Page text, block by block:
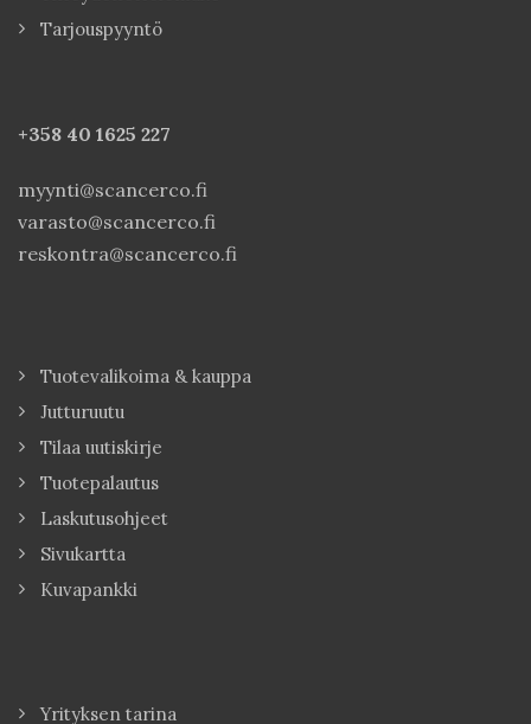
Tarjouspyyntö
+358 40 1625 227
myynti@scancerco.fi
varasto@scancerco.fi
reskontra@scancerco.fi
Tuotevalikoima & kauppa
Jutturuutu
Tilaa uutiskirje
Tuotepalautus
Laskutusohjeet
Sivukartta
Kuvapankki
Yrityksen tarina